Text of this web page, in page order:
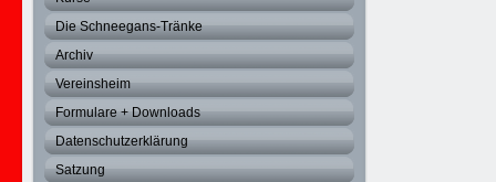
Die Schneegans-Tränke
Archiv
Vereinsheim
Formulare + Downloads
Datenschutzerklärung
Satzung